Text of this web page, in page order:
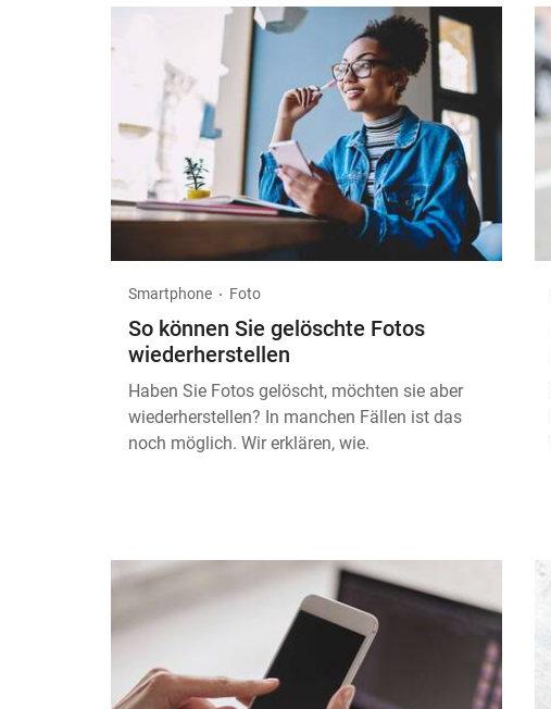
Smartphone Foto
So können Sie gelöschte Fotos
wiederherstellen
Haben Sie Fotos gelöscht, möchten sie aber
wiederherstellen? In manchen Fällen ist das
noch möglich. Wir erklären, wie.